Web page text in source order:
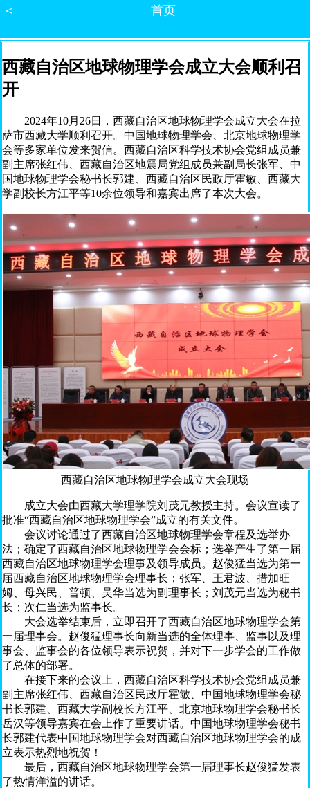
＜ 首页
西藏自治区地球物理学会成立大会顺利召
开
2024年10月26日，西藏自治区地球物理学会成立大会在拉
萨市西藏大学顺利召开。中国地球物理学会、北京地球物理学
会等多家单位发来贺信。西藏自治区科学技术协会党组成员兼
副主席张红伟、西藏自治区地震局党组成员兼副局长张军、中
国地球物理学会秘书长郭建、西藏自治区民政厅霍敏、西藏大
学副校长方江平等10余位领导和嘉宾出席了本次大会。
西藏自治区地球物理学会成立大会现场
成立大会由西藏大学理学院刘茂元教授主持。会议宣读了
批准“西藏自治区地球物理学会”成立的有关文件。
会议讨论通过了西藏自治区地球物理学会章程及选举办
法；确定了西藏自治区地球物理学会会标；选举产生了第一届
西藏自治区地球物理学会理事及领导成员。赵俊猛当选为第一
届西藏自治区地球物理学会理事长；张军、王君波、措加旺
姆、母兴民、普顿、吴华当选为副理事长；刘茂元当选为秘书
长；次仁当选为监事长。
大会选举结束后，立即召开了西藏自治区地球物理学会第
一届理事会。赵俊猛理事长向新当选的全体理事、监事以及理
事会、监事会的各位领导表示祝贺，并对下一步学会的工作做
了总体的部署。
在接下来的会议上，西藏自治区科学技术协会党组成员兼
副主席张红伟、西藏自治区民政厅霍敏、中国地球物理学会秘
书长郭建、西藏大学副校长方江平、北京地球物理学会秘书长
岳汉等领导嘉宾在会上作了重要讲话。中国地球物理学会秘书
长郭建代表中国地球物理学会对西藏自治区地球物理学会的成
立表示热烈地祝贺！
最后，西藏自治区地球物理学会第一届理事长赵俊猛发表
了热情洋溢的讲话。